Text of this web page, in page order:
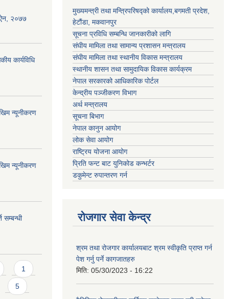
ऐन, २०७७
कार्यविधि
न्यूनीकरण
न्यूनीकरण
सम्बन्धी
1
5
मुख्यमन्त्री तथा मन्त्रिपरिषद्को कार्यालय,बगमती प्रदेश,
हेटौंडा, मकवानपुर
सूचना प्रविधि सम्बन्धि जानकारीको लागि
संघीय मामिला तथा सामान्य प्रशासन मन्त्रालय
संघीय मामिला तथा स्थानीय विकास मन्त्रालय
स्थानीय शासन तथा सामुदायिक विकास कार्यक्रम
नेपाल सरकारको आधिकारिक पोर्टल
केन्द्रीय पञ्जीकरण विभाग
अर्थ मन्त्रालय
सूचना बिभाग
नेपाल कानुन आयोग
लोक सेवा आयोग
राष्ट्रिय योजना आयोग
प्रिति फन्ट बाट युनिकोड कन्भर्टर
डकुमेन्ट रुपान्तरण गर्न
रोजगार सेवा केन्द्र
श्रम तथा रोजगार कार्यालयबाट श्रम स्वीकृति प्राप्त गर्न
पेश गर्नु पर्ने कागजातहरु
मिति: 05/30/2023 - 16:22